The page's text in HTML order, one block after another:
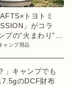
トヨトミ
」がコラ
プの“火まわり”を
ッキングストー
ャンプ用品
」キャンプでも
のDCF財布